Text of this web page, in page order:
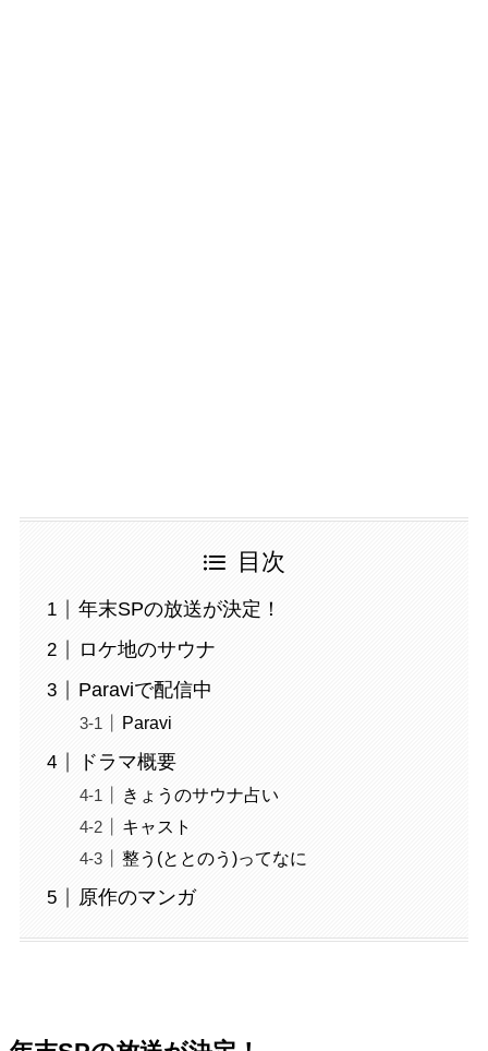
目次
年末SPの放送が決定！
ロケ地のサウナ
Paraviで配信中
Paravi
ドラマ概要
きょうのサウナ占い
キャスト
整う(ととのう)ってなに
原作のマンガ